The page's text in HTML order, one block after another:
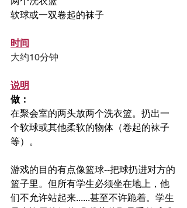
软球或一双卷起的袜子
时间
大约10分钟
说明
做：
在聚会室的两头放两个洗衣篮。扔出一
个软球或其他柔软的物体（卷起的袜子
等）。
游戏的目的有点像篮球--把球扔进对方的
篮子里。但所有学生必须坐在地上，他
们不允许站起来......甚至不许跪着。学生